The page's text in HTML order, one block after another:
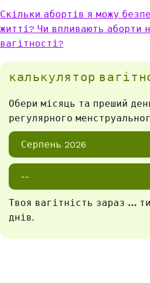
Скільки абортів я можу
житті? Чи впливають аборти
вагітності?
калькулятор
Обери місяць та преший
регулярного
Твоя вагітність зараз …
днів.